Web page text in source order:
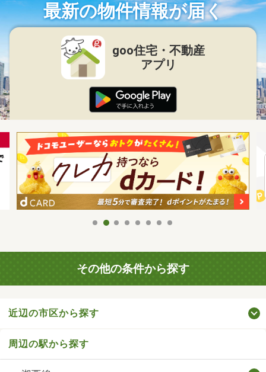
最新の物件情報が届く
goo住宅・不動産
アプリ
その他の条件から探す
近辺の市区から探す
周辺の駅から探す